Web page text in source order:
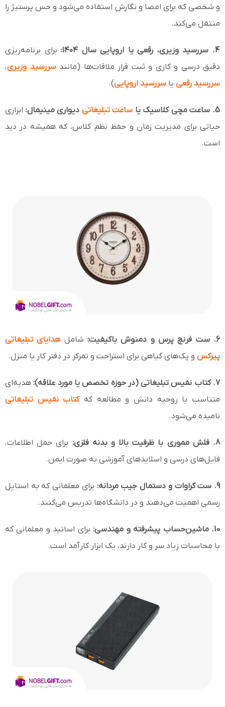
و شخصی که برای امضا و نگارش استفاده می‌شود و حس پرستیژ را
منتقل می‌کند.
4. سررسید وزیری، رقعی یا اروپایی سال ۱۴۰۴:
برای برنامه‌ریزی
دقیق درسی و کاری و ثبت قرار ملاقات‌ها (مانندسررسید وزیری،
سررسید رقعی یا سررسید اروپایی).
5. ساعت مچی کلاسیک یا ساعت تبلیغاتی دیواری مینیمال: ابزاری
حیاتی برای مدیریت زمان و حفظ نظم کلاس، که همیشه در دید
است.
6. ست فرنچ پرس و دمنوش باکیفیت: شاملهدایای تبلیغاتی
پیرکس و پک‌های گیاهی برای استراحت و تمرکز در دفتر کار یا منزل.
7. کتاب نفیس تبلیغاتی (در حوزه تخصص یا مورد علاقه):
هدیه‌ای
متناسب با روحیه دانش و مطالعه کهکتاب نفیس تبلیغاتی
نامیده می‌شود.
8. فلش مموری با ظرفیت بالا و بدنه فلزی:
برای حمل اطلاعات،
فایل‌های درسی و اسلایدهای آموزشی به صورت ایمن.
9. ست کراوات و دستمال جیب مردانه:
برای معلمانی که به استایل
رسمی اهمیت می‌دهند و در دانشگاه‌ها تدریس می‌کنند.
10. ماشین‌حساب پیشرفته و مهندسی:
برای اساتید و معلمانی که
با محاسبات زیاد سر و کار دارند، یک ابزار کارآمد است.